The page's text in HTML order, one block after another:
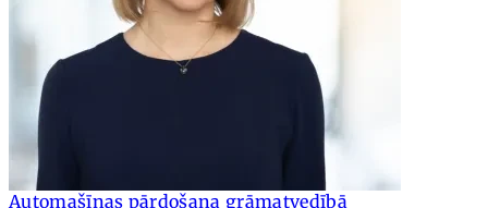
Automašīnas pārdošana grāmatvedībā